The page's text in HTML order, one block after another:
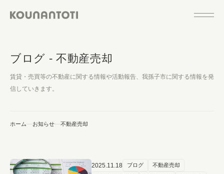
ブログ - 不動産売却
賃貸・売買等の不動産に関する情報や活動報告、我孫子市に関する情報を発
信していきます。
ホーム お知らせ 不動産売却
2025.11.18 ブログ 不動産売却